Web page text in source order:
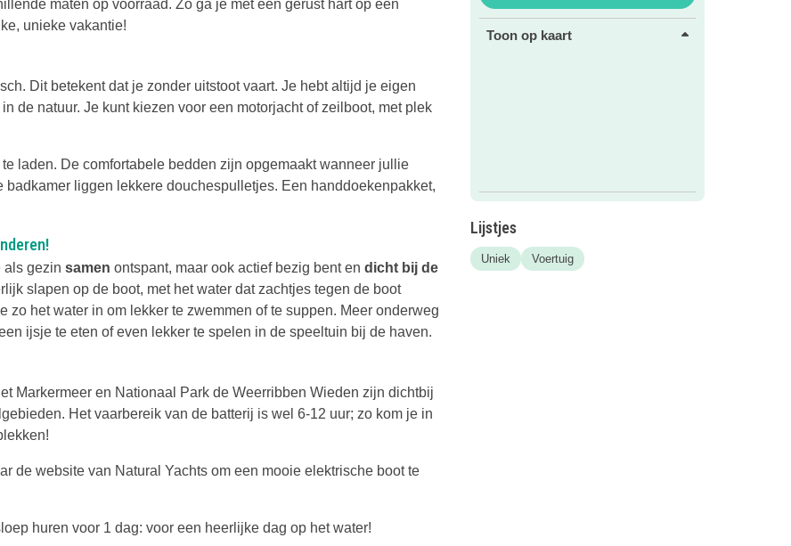
maten op voorraad. Zo ga je met een gerust hart op een
unieke vakantie!
Dit betekent dat je zonder uitstoot vaart. Je hebt altijd je eigen
de natuur. Je kunt kiezen voor een motorjacht of zeilboot, met plek
laden. De comfortabele bedden zijn opgemaakt wanneer jullie
liggen lekkere douchespulletjes. Een handdoekenpakket,
als gezin samen ontspant, maar ook actief bezig bent en dicht bij de
slapen op de boot, met het water dat zachtjes tegen de boot
zo het water in om lekker te zwemmen of te suppen. Meer onderweg
ijsje te eten of even lekker te spelen in de speeltuin bij de haven.
Markermeer en Nationaal Park de Weerribben Wieden zijn dichtbij
Het vaarbereik van de batterij is wel 6-12 uur; zo kom je in
de website van Natural Yachts om een mooie elektrische boot te
huren voor 1 dag: voor een heerlijke dag op het water!
Toon op kaart
Lijstjes
Uniek Voertuig